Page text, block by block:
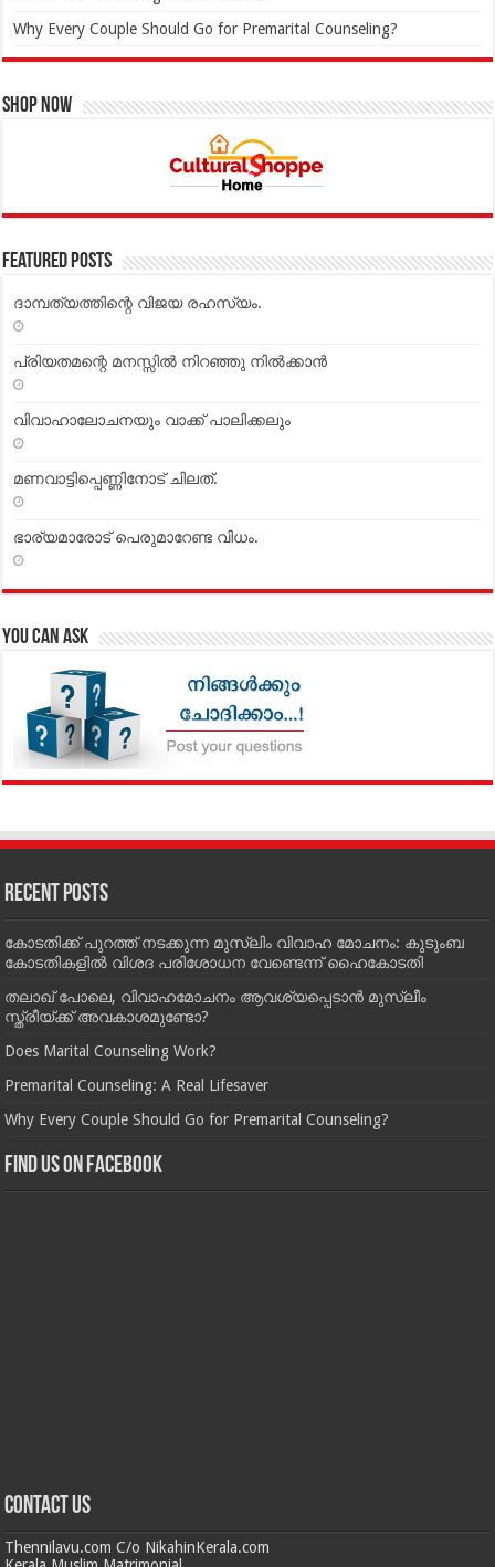
Why Every Couple Should Go for Premarital Counseling?
Shop Now
Featured Posts
ദാമ്പത്യത്തിന്റെ വിജയ രഹസ്യം.
പ്രിയതമന്റെ മനസ്സില്‍ നിറഞ്ഞു നില്‍ക്കാന്‍
വിവാഹാലോചനയും വാക്ക് പാലിക്കലും
മണവാട്ടിപ്പെണ്ണിനോട് ചിലത്.
ഭാര്യമാരോട് പെരുമാറേണ്ട വിധം.
You can Ask
Recent Posts
കോടതിക്ക് പുറത്ത് നടക്കുന്ന മുസ്‌ലിം വിവാഹ മോചനം: കുടുംബ
കോടതികളില്‍ വിശദ പരിശോധന വേണ്ടെന്ന് ഹൈകോടതി
തലാഖ് പോലെ, വിവാഹമോചനം ആവശ്യപ്പെടാൻ മുസ്ലീം
സ്ത്രീയ്ക്ക് അവകാശമുണ്ടോ?
Does Marital Counseling Work?
Premarital Counseling: A Real Lifesaver
Why Every Couple Should Go for Premarital Counseling?
Find us on Facebook
Contact us
Thennilavu.com C/o NikahinKerala.com